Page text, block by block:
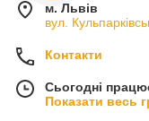
м. Львів
вул.
Контакти
Сьогодні
Показати весь